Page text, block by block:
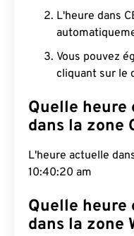
L'heure dans
Vous pouvez
cliquant sur le
Quelle
dans la zone
L'heure actuelle
10:40:21 am
Quelle
dans la zone